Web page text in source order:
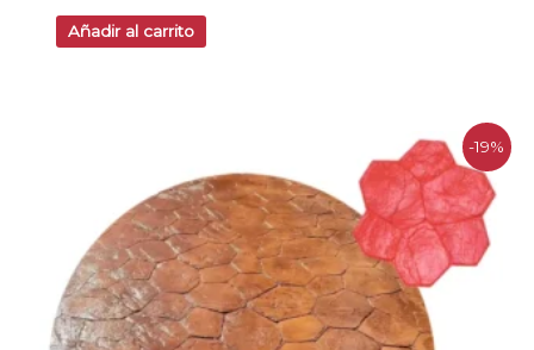
Añadir al carrito
-19%
original
era:
$113.900.
actual
es:
$92.200.